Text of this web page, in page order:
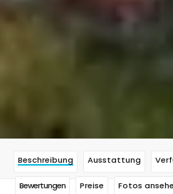
Beschreibung Ausstattung
Bewertungen Preise Fotos